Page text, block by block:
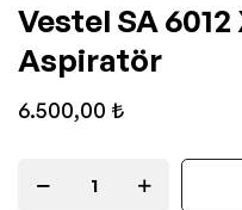
galerisinin
başlangıcına
Vestel SA
Aspiratör
6.500,00 ₺